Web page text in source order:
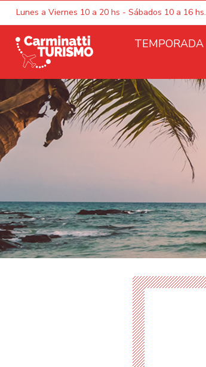
Lunes a Viernes 10 a 20 hs - Sábados 10 a 16 hs.
TEMPORADA